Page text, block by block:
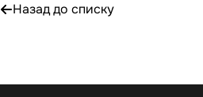
Назад до списку